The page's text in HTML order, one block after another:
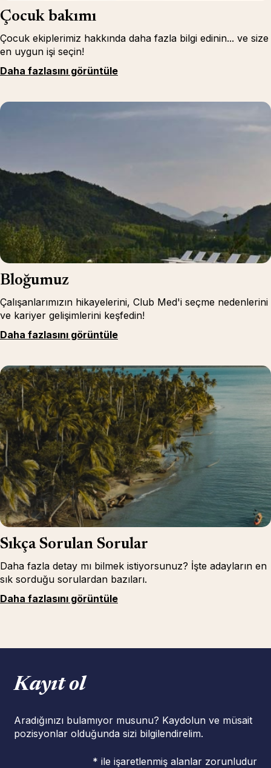
Çocuk bakımı
Çocuk ekiplerimiz hakkında daha fazla bilgi edinin... ve size
en uygun işi seçin!
Daha fazlasını görüntüle
Bloğumuz
Çalışanlarımızın hikayelerini, Club Med'i seçme nedenlerini
ve kariyer gelişimlerini keşfedin!
Daha fazlasını görüntüle
Sıkça Sorulan Sorular
Daha fazla detay mı bilmek istiyorsunuz? İşte adayların en
sık sorduğu sorulardan bazıları.
Daha fazlasını görüntüle
Kayıt ol
Aradığınızı bulamıyor musunu? Kaydolun ve müsait
pozisyonlar olduğunda sizi bilgilendirelim.
* ile işaretlenmiş alanlar zorunludur